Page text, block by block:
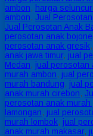
ambon, harga
ambon, Jual
Jual Perosotan Anak
perosotan anak
perosotan anak gresik,
anak jawa timur, jual
Medan, jual perosotan
murah ambon, jual
murah bandung, jual
anak murah cirebon,
perosotan anak murah
lamongan, jual
murah lombok, jual
anak murah makasar,